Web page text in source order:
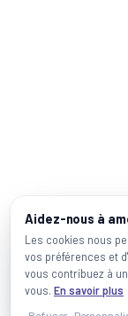
Voitures par ville
Casablanca | |
Marques populaires
Mercedes| |
Aidez-nous à
Les cookies nous
vos préférences et
vous contribuez à
vous. En savoir plus